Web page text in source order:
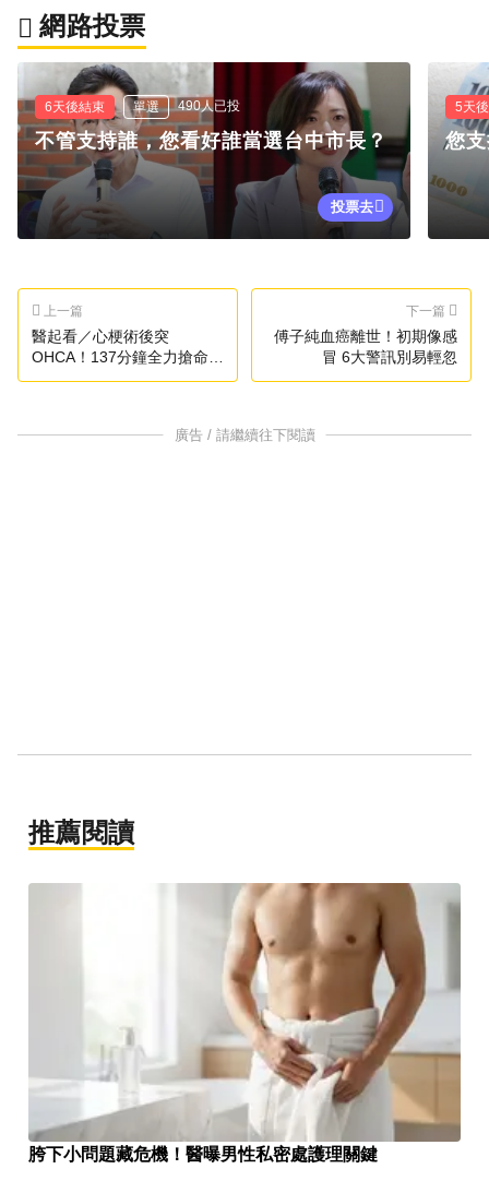
網路投票
6天後結束 單選 490人已投
不管支持誰，您看好誰當選台中市長？
投票去
5天
您
上一篇
醫起看／心梗術後突
OHCA！137分鐘全力搶命
68歲男奇蹟重生
下一篇
傅子純血癌離世！初期像感
冒 6大警訊別易輕忽
廣告 / 請繼續往下閱讀
推薦閱讀
胯下小問題藏危機！醫曝男性私密處護理關鍵